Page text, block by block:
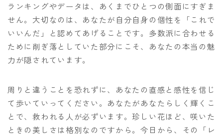
ランキングやデータは、あくまでひとつの側面にすぎま
せん。大切なのは、あなたが自分自身の個性を「これで
いいんだ」と認めてあげることです。多数派に合わせる
ために削ぎ落としていた部分にこそ、あなたの本当の魅
力が隠されています。
周りと違うことを恐れずに、あなたの直感と感性を信じ
て歩いていってください。あなたがあなたらしく輝くこ
とで、救われる人が必ずいます。珍しい花ほど、咲いた
ときの美しさは格別なのですから。今日から、その「レ